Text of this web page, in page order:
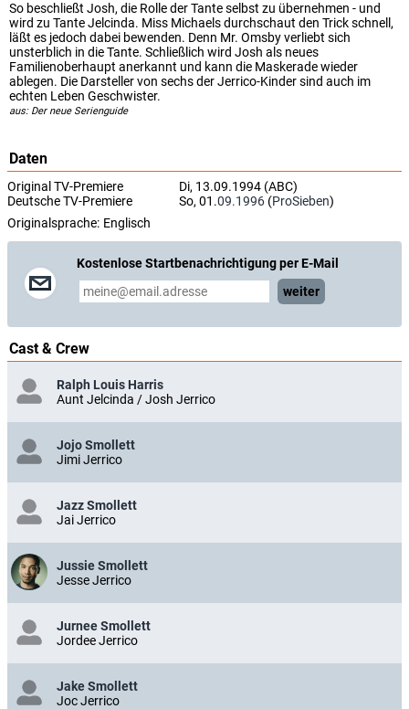
So beschließt Josh, die Rolle der Tante selbst zu übernehmen - und
wird zu Tante Jelcinda. Miss Michaels durchschaut den Trick schnell,
läßt es jedoch dabei bewenden. Denn Mr. Omsby verliebt sich
unsterblich in die Tante. Schließlich wird Josh als neues
Familienoberhaupt anerkannt und kann die Maskerade wieder
ablegen. Die Darsteller von sechs der Jerrico-Kinder sind auch im
echten Leben Geschwister.
aus: Der neue Serienguide
Daten
Original TV-Premiere
Di, 13.09.1994 (ABC)
Deutsche TV-Premiere
So, 01.09.1996 (ProSieben)
Originalsprache: Englisch
Kostenlose Startbenachrichtigung per E-Mail
weiter
Cast & Crew
Ralph Louis Harris
Aunt Jelcinda / Josh Jerrico
Jojo Smollett
Jimi Jerrico
Jazz Smollett
Jai Jerrico
Jussie Smollett
Jesse Jerrico
Jurnee Smollett
Jordee Jerrico
Jake Smollett
Joc Jerrico